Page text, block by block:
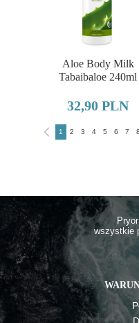
Aloe Body Milk
Tabaibaloe 240ml
32,90 PLN
1 2 3 4 5 6 7 8
wszystkie